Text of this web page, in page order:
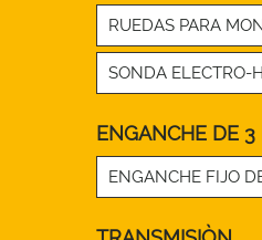
RUEDAS PARA
SONDA ELECTRO-
ENGANCHE DE
ENGANCHE FIJO